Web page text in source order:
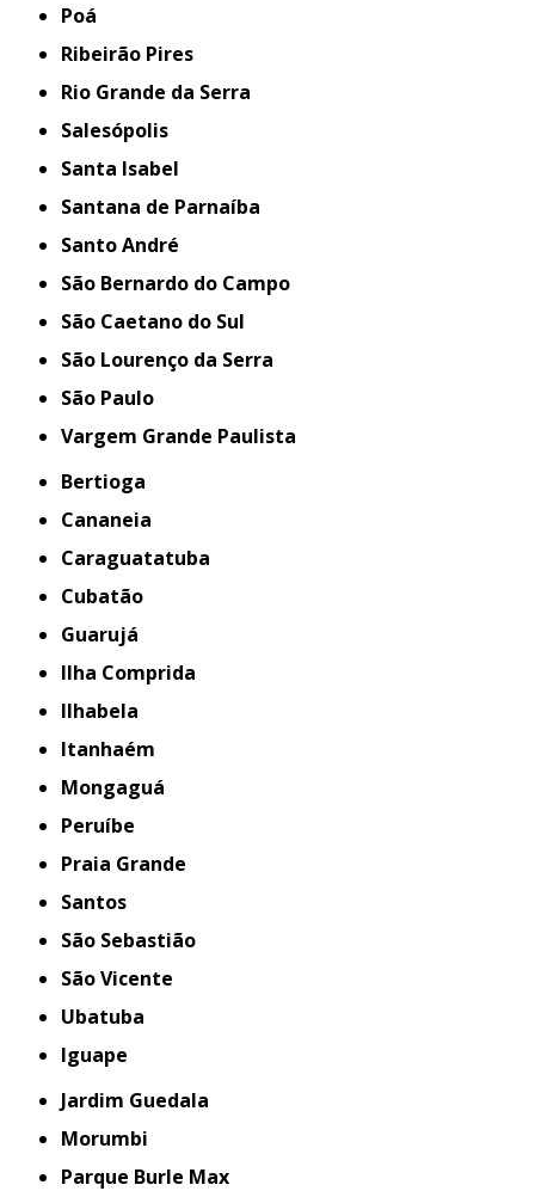
Poá
Ribeirão Pires
Rio Grande da Serra
Salesópolis
Santa Isabel
Santana de Parnaíba
Santo André
São Bernardo do Campo
São Caetano do Sul
São Lourenço da Serra
São Paulo
Vargem Grande Paulista
Bertioga
Cananeia
Caraguatatuba
Cubatão
Guarujá
Ilha Comprida
Ilhabela
Itanhaém
Mongaguá
Peruíbe
Praia Grande
Santos
São Sebastião
São Vicente
Ubatuba
iguape
Jardim Guedala
Morumbi
Parque Burle Max